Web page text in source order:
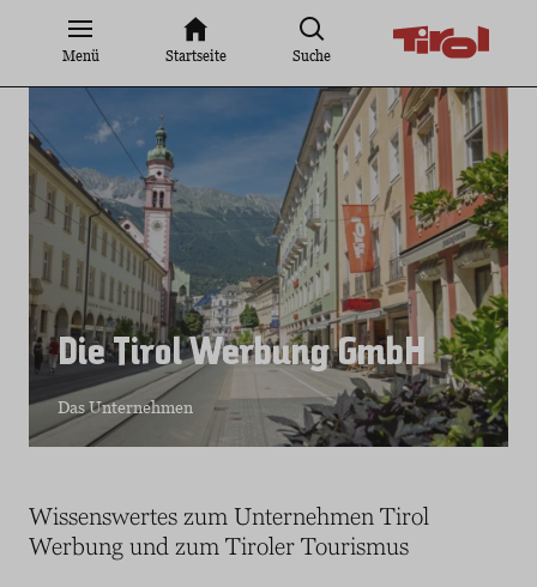
springenMenü Startseite Suche
Die Tirol Werbung GmbH
Das Unternehmen
Wissenswertes zum Unternehmen Tirol
Werbung und zum Tiroler Tourismus